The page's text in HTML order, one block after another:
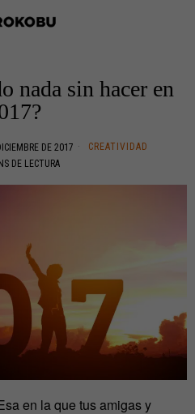
nada sin hacer en
DE 2017
CREATIVIDAD
DE LECTURA
en la que tus amigas y